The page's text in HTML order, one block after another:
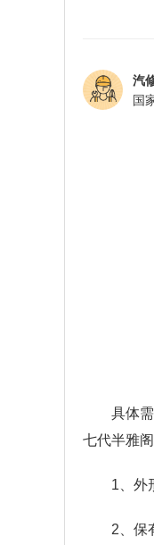
汽
具体
七代半雅阁
1、外
2、保